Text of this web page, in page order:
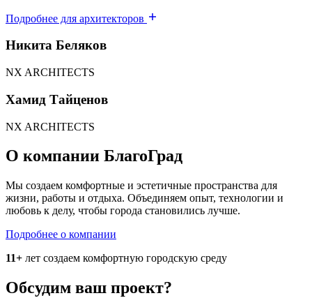
Подробнее для архитекторов
Никита Беляков
NX ARCHITECTS
Хамид Тайценов
NX ARCHITECTS
О компании БлагоГрад
Мы создаем комфортные и эстетичные пространства для
жизни, работы и отдыха. Объединяем опыт, технологии и
любовь к делу, чтобы города становились лучше.
Подробнее о компании
11+ лет создаем комфортную городскую среду
Обсудим ваш проект?